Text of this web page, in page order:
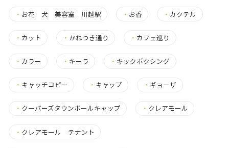
・ お花 犬 美容室 川越駅 ・ お香 ・ カクテル
・ カット ・ かねつき通り ・ カフェ巡り
・ カラー ・ キーラ ・ キックボクシング
・ キャッチコピー ・ キャップ ・ ギョーザ
・ クーパーズタウンボールキャップ ・ クレアモール
・ クレアモール テナント